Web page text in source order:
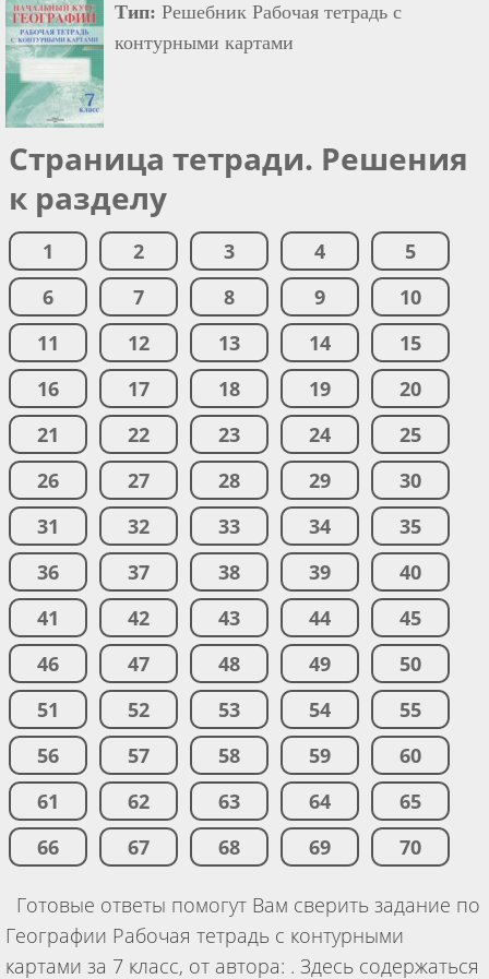
Тип: Решебник Рабочая тетрадь с
контурными картами
Страница тетради. Решения
к разделу
1 2 3 4
5
6
7 8 9
10
11
12 13 14
15
16
17 18 19
20
21
22 23 24
25
26
27 28 29
30
31
32 33 34
35
36
37 38 39
40
41
42 43 44
45
46
47 48 49
50
51
52 53 54
55
56
57 58 59
60
61
62 63 64
65
66
67 68 69 70
Готовые ответы помогут Вам сверить задание по
Географии Рабочая тетрадь с контурными
картами за 7 класс, от автора: . Здесь содержаться